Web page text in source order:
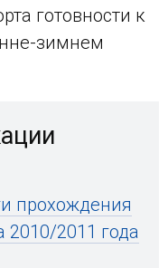
готовности к
зимнем
прохождения
2010/2011 года